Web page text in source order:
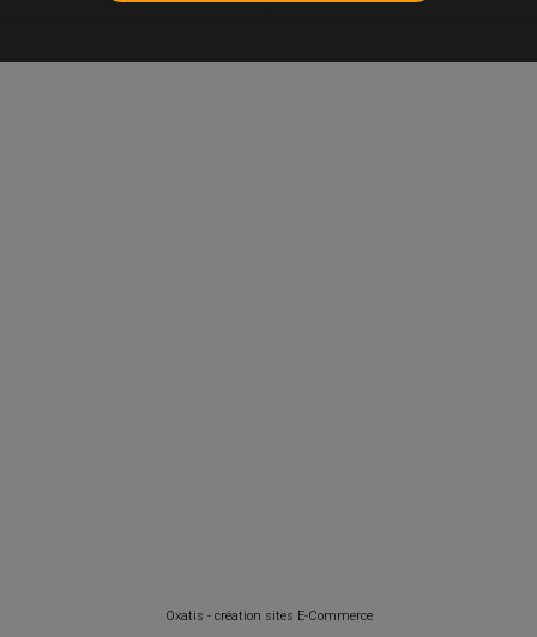
Oxatis - création sites E-Commerce